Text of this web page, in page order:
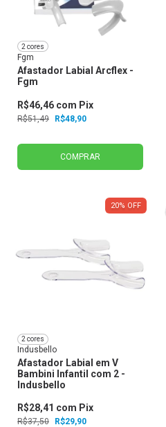
2 cores
Fgm
Afastador Labial Arcflex -
Fgm
R$51,49 R$48,90
R$46,46 com Pix
COMPRAR
20% OFF
2 cores
Indusbello
Afastador Labial em V
Bambini Infantil com 2 -
Indusbello
R$37,50 R$29,90
R$28,41 com Pix